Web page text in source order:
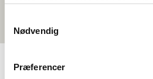
Nødvendig
Præferencer